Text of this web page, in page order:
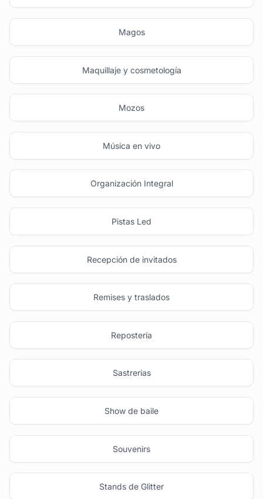
Magos
Maquillaje y cosmetología
Mozos
Música en vivo
Organización Integral
Pistas Led
Recepción de invitados
Remises y traslados
Repostería
Sastrerias
Show de baile
Souvenirs
Stands de Glitter